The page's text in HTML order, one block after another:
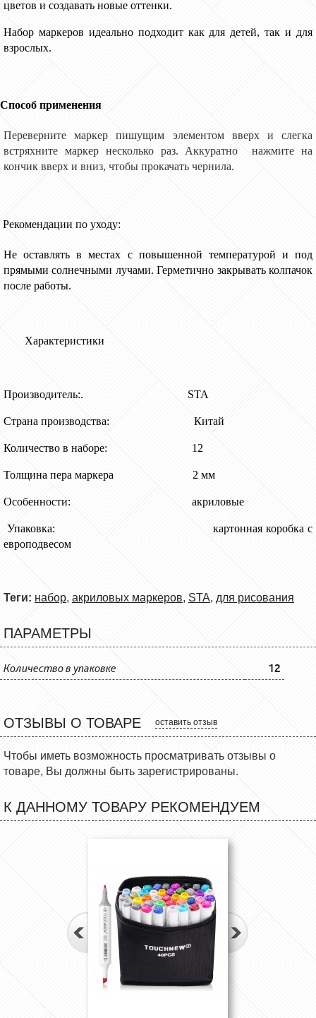
цветов и создавать новые оттенки.
Набор маркеров идеально подходит как для детей, так и для
взрослых.
Способ применения
Переверните маркер пишущим элементомвверх и слегка
встряхните маркер несколько раз. Аккуратно
нажмите на
кончик вверх и вниз, чтобы прокачать чернила.
Рекомендации по уходу:
Не оставлять в местах с повышенной температурой и под
прямыми солнечными лучами. Герметично закрывать колпачок
после работы.
Характеристики
Производитель:. STA
Страна производства: Китай
Количество в наборе: 1 2
Толщина пера маркера 2 мм
Особенности: акриловые
Упаковка: картонная коробка с
европодвесом
Теги: набор, акриловых маркеров, STA, для рисования
ПАРАМЕТРЫ
Количество в упаковке 12
ОТЗЫВЫ О ТОВАРЕ оставить отзыв
Чтобы иметь возможность просматривать отзывы о
товаре, Вы должны быть зарегистрированы.
К ДАННОМУ ТОВАРУ РЕКОМЕНДУЕМ